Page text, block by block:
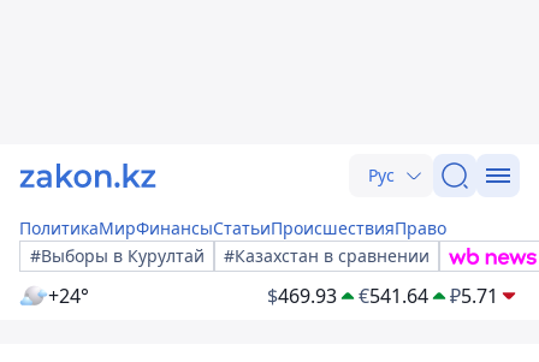
Рус
ПолитикаМирФинансыСтатьиПроисшествияПраво
#Выборы в Курултай
#Казахстан в сравнении
+24° $469.93 €541.64 ₽5.71